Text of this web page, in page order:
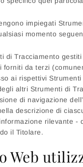
impiegati
momento
di Tracciamento
da terzi
ai rispettivi
altri Strumenti di
di navigazione
descrizione di
rilevante
il Titolare.
Web